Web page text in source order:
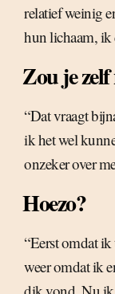
relatief weinig
hun lichaam, ik
Zou je
“Dat vraagt
ik het wel
onzeker over
Hoezo?
“Eerst omdat ik
weer omdat ik